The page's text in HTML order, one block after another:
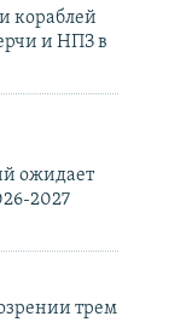
кораблей
и НПЗ в
ожидает
2027
трем